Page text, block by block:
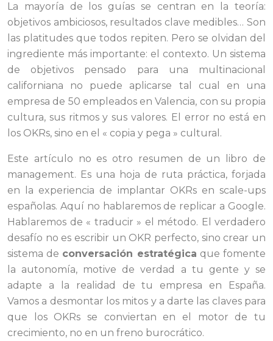
La mayoría de los guías se centran en la teoría:
objetivos ambiciosos, resultados clave medibles… Son
las platitudes que todos repiten. Pero se olvidan del
ingrediente más importante: el contexto. Un sistema
de objetivos pensado para una multinacional
californiana no puede aplicarse tal cual en una
empresa de 50 empleados en Valencia, con su propia
cultura, sus ritmos y sus valores. El error no está en
los OKRs, sino en el « copia y pega » cultural.
Este artículo no es otro resumen de un libro de
management. Es una hoja de ruta práctica, forjada
en la experiencia de implantar OKRs en scale-ups
españolas. Aquí no hablaremos de replicar a Google.
Hablaremos de « traducir » el método. El verdadero
desafío no es escribir un OKR perfecto, sino crear un
sistema de conversación estratégica que fomente
la autonomía, motive de verdad a tu gente y se
adapte a la realidad de tu empresa en España.
Vamos a desmontar los mitos y a darte las claves para
que los OKRs se conviertan en el motor de tu
crecimiento, no en un freno burocrático.